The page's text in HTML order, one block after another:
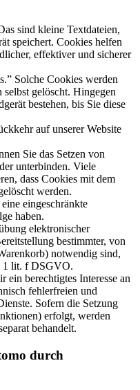
sind kleine Textdateien,
speichert. Cookies helfen
effektiver und sicherer
Solche Cookies werden
gelöscht. Hingegen
bestehen, bis Sie diese
auf unserer Website
Sie das Setzen von
unterbinden. Viele
dass Cookies mit dem
werden.
eingeschränkte
haben.
elektronischer
bestimmter, von
notwendig sind,
1 lit. f DSGVO.
ein berechtigtes Interesse an
fehlerfreien und
Sofern die Setzung
erfolgt, werden
behandelt.
durch